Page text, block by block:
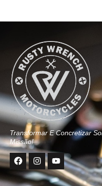
Transformar E Concretizar
Missão!